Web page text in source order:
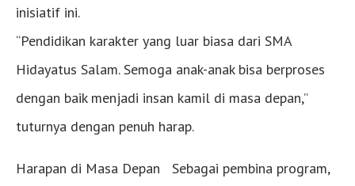
inisiatif ini.
“Pendidikan karakter yang luar biasa dari SMA
Hidayatus Salam. Semoga anak-anak bisa berproses
dengan baik menjadi insan kamil di masa depan,”
tuturnya dengan penuh harap.
Harapan di Masa Depan Sebagai pembina program,